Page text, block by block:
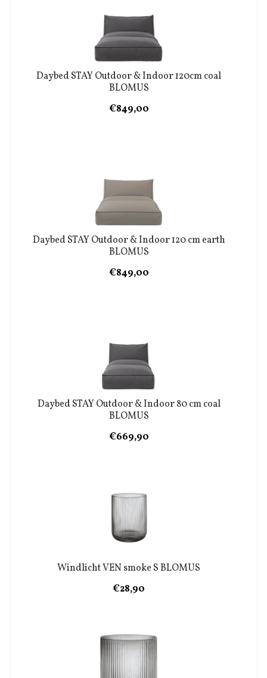
Daybed STAY Outdoor & Indoor 120cm coal
BLOMUS
€849,00
Daybed STAY Outdoor & Indoor 120 cm earth
BLOMUS
€849,00
Daybed STAY Outdoor & Indoor 80 cm coal
BLOMUS
€669,90
Windlicht VEN smoke S BLOMUS
€28,90